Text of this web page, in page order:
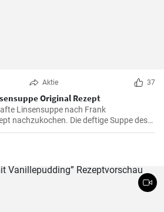
Aktie 37
Original Rezept
Linsensuppe nach Frank
nachzukochen. Die deftige Suppe des
verschiedenen Gewürzen und
und mit Würstchenstücken angereichert.
!